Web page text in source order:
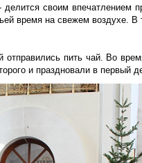
своим впечатлением
время на свежем воздухе.
отправились пить чай. Во
и праздновали в первый